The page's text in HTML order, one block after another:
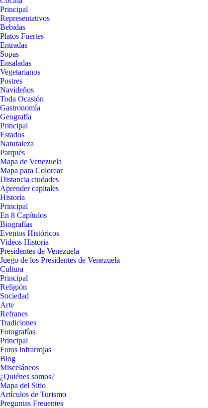
Principal
Representativos
Bebidas
Platos Fuertes
Entradas
Sopas
Ensaladas
Vegetarianos
Postres
Navideños
Toda Ocasión
Gastronomía
Geografía
Principal
Estados
Naturaleza
Parques
Mapa de Venezuela
Mapa para Colorear
Distancia ciudades
Aprender capitales
Historia
Principal
En 8 Capítulos
Biografías
Eventos Históricos
Videos Historia
Presidentes de Venezuela
Juego de los Presidentes de Venezuela
Cultura
Principal
Religión
Sociedad
Arte
Refranes
Tradiciones
Fotografías
Principal
Fotos infrarrojas
Blog
Misceláneos
¿Quiénes somos?
Mapa del Sitio
Artículos de Turismo
Preguntas Freuentes